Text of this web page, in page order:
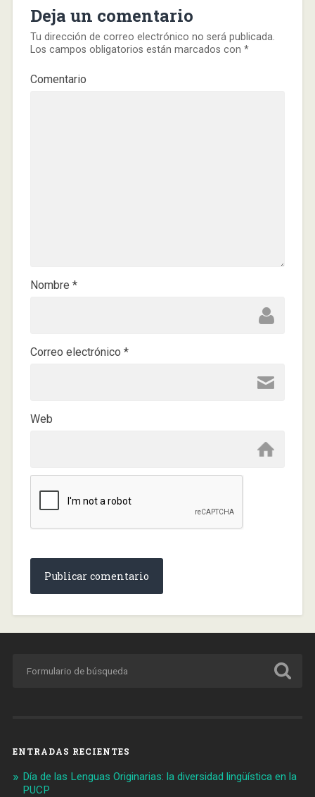
Deja un comentario
Tu dirección de correo electrónico no será publicada.
Los campos obligatorios están marcados con *
Comentario
Nombre *
Correo electrónico *
Web
ENTRADAS RECIENTES
Día de las Lenguas Originarias: la diversidad lingüística en la
PUCP